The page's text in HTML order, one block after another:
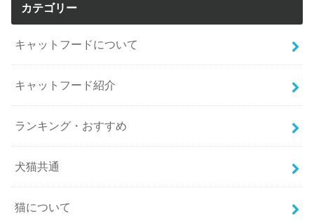
カテゴリー
キャットフードについて
キャットフード紹介
ランキング・おすすめ
犬猫共通
猫について